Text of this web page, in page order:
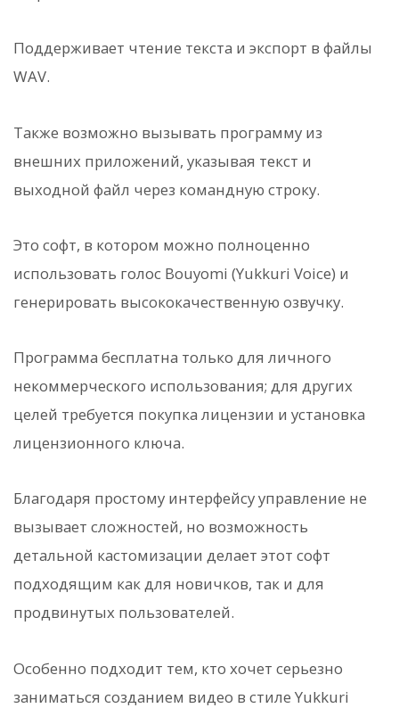
Поддерживает чтение текста и экспорт в файлы
WAV.
Также возможно вызывать программу из
внешних приложений, указывая текст и
выходной файл через командную строку.
Это софт, в котором можно полноценно
использовать голос Bouyomi (Yukkuri Voice) и
генерировать высококачественную озвучку.
Программа бесплатна только для личного
некоммерческого использования; для других
целей требуется покупка лицензии и установка
лицензионного ключа.
Благодаря простому интерфейсу управление не
вызывает сложностей, но возможность
детальной кастомизации делает этот софт
подходящим как для новичков, так и для
продвинутых пользователей.
Особенно подходит тем, кто хочет серьезно
заниматься созданием видео в стиле Yukkuri